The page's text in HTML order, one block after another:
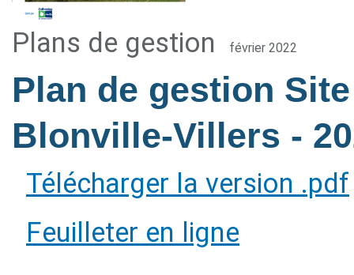
Plans de gestion février 2022
Plan de gestion
Blonville-Villers -
Télécharger la version .pdf
Feuilleter en ligne